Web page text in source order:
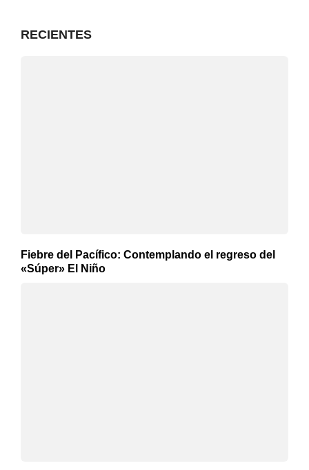
RECIENTES
Fiebre del Pacífico: Contemplando el regreso del
«Súper» El Niño